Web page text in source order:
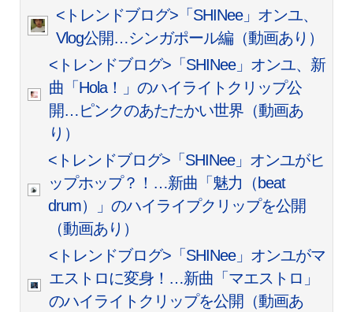
<トレンドブログ>「SHINee」オンユ、
Vlog公開…シンガポール編（動画あり）
<トレンドブログ>「SHINee」オンユ、新
曲「Hola！」のハイライトクリップ公
開…ピンクのあたたかい世界（動画あ
り）
<トレンドブログ>「SHINee」オンユがヒ
ップホップ？！…新曲「魅力（beat
drum）」のハイライプクリップを公開
（動画あり）
<トレンドブログ>「SHINee」オンユがマ
エストロに変身！…新曲「マエストロ」
のハイライトクリップを公開（動画あ